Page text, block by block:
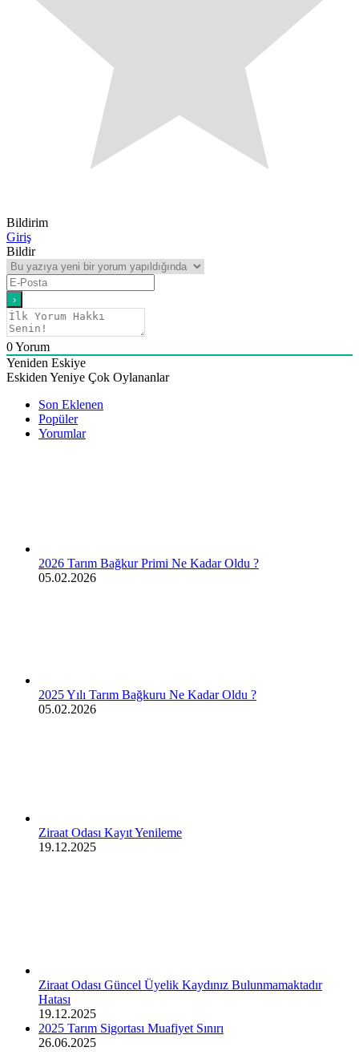
Bildirim
Giriş
Bildir
0Yorum
Yeniden Eskiye
Eskiden Yeniye Çok Oylananlar
Son Eklenen
Popüler
Yorumlar
2026 Tarım Bağkur Primi Ne Kadar Oldu ?
05.02.2026
2025 Yılı Tarım Bağkuru Ne Kadar Oldu ?
05.02.2026
Ziraat Odası Kayıt Yenileme
19.12.2025
Ziraat Odası Güncel Üyelik Kaydınız Bulunmamaktadır
Hatası
19.12.2025
2025 Tarım Sigortası Muafiyet Sınırı
26.06.2025